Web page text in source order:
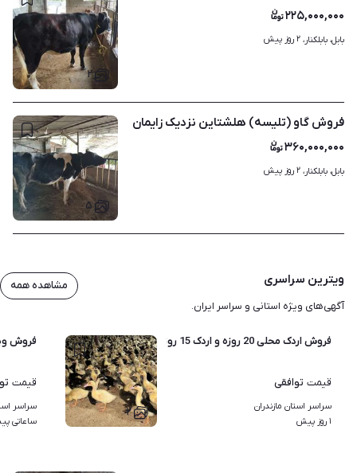
۲
۲۲۵,۰۰۰,۰۰۰
بابل، بابلکنار، ۲ روز پیش
۵
فروش گاو (تلیسه) هلشتاین نزدیک زایمان
۳۶۰,۰۰۰,۰۰۰
بابل، بابلکنار، ۲ روز پیش
ویترین سراسری
آگهی‌های ویژه استانی و سراسر ایران.
مشاهده همه
۲
فروش اردک محلی 20 روزه و اردک 15 روزه محلی درجه یک با ضمانت
قیمت توافقی
سراسر استان مازندران
۱ روز پیش
فروش ویژه اردک محلی
قیمت
سراسر
ساعاتی